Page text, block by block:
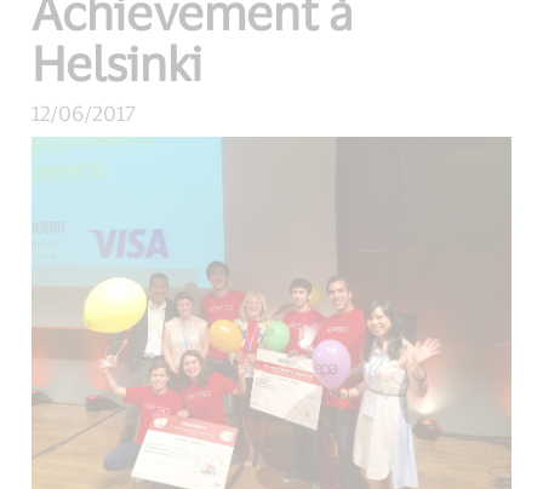
Achievement à
Helsinki
12/06/2017